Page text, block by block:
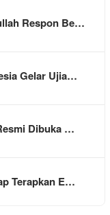
Respon Be…
Gelar Ujia…
Dibuka …
Terapkan E…